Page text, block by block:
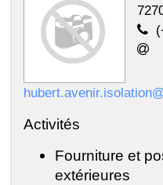
Activités
Fourniture et
extérieures